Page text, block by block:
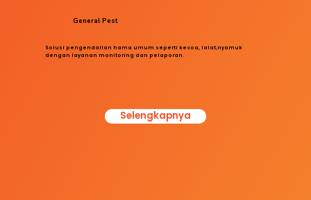
Solusi pengendalian hama umum seperti kecoa, lalat,nyamuk
dengan layanan monitoring dan pelaporan.
General Pest
Selengkapnya